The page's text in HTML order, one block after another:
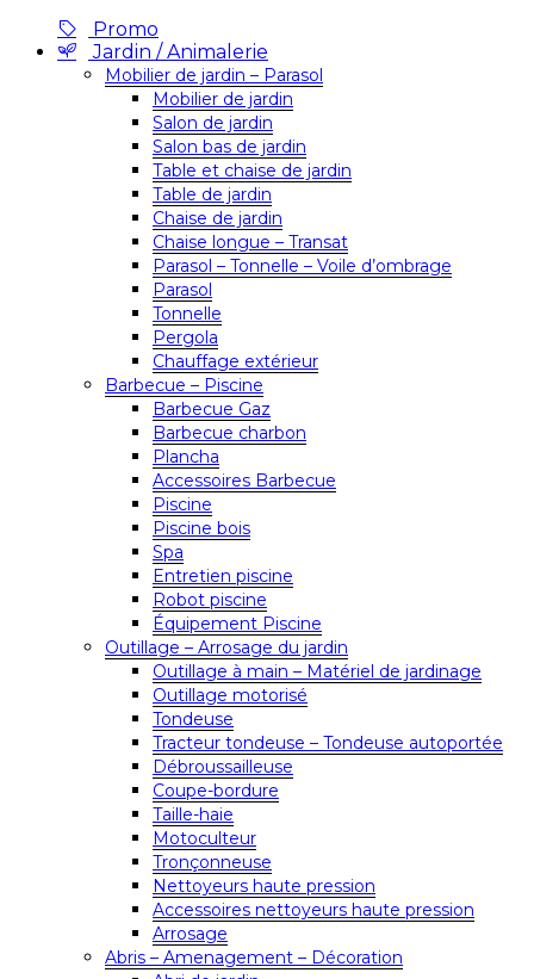
Promo
Jardin / Animalerie
Mobilier de jardin – Parasol
Mobilier de jardin
Salon de jardin
Salon bas de jardin
Table et chaise de jardin
Table de jardin
Chaise de jardin
Chaise longue – Transat
Parasol – Tonnelle – Voile d’ombrage
Parasol
Tonnelle
Pergola
Chauffage extérieur
Barbecue – Piscine
Barbecue Gaz
Barbecue charbon
Plancha
Accessoires Barbecue
Piscine
Piscine bois
Spa
Entretien piscine
Robot piscine
Équipement Piscine
Outillage – Arrosage du jardin
Outillage à main – Matériel de jardinage
Outillage motorisé
Tondeuse
Tracteur tondeuse – Tondeuse autoportée
Débroussailleuse
Coupe-bordure
Taille-haie
Motoculteur
Tronçonneuse
Nettoyeurs haute pression
Accessoires nettoyeurs haute pression
Arrosage
Abris – Amenagement – Décoration